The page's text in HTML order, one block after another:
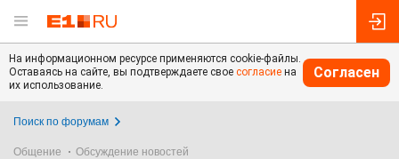
На информационном ресурсе применяются cookie-файлы.
Оставаясь на сайте, вы подтверждаете свое согласие на
их использование.
Согласен
Поиск по форумам
Общение Обсуждение новостей